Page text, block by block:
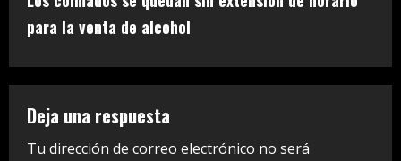
i
n
u
e
para la venta de alcohol
Deja una respuesta
Tu dirección de correo electrónico no será